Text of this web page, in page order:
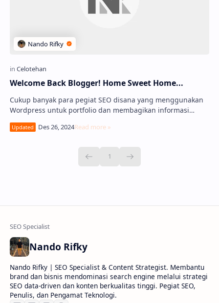
Welcome Back Blogger! Home Sweet Home...
Cukup banyak para pegiat SEO disana yang menggunakan
Wordpress untuk portfolio dan membagikan informasi
Nando Rifky
Nando Rifky | SEO Specialist & Content Strategist. Membantu
brand dan bisnis mendominasi search engine melalui strategi
SEO data-driven dan konten berkualitas tinggi. Pegiat SEO,
Penulis, dan Pengamat Teknologi.